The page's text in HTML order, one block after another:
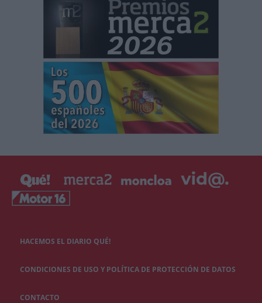
HACEMOS EL DIARIO QUÉ!
CONDICIONES DE USO Y POLÍTICA DE PROTECCIÓN DE DATOS
CONTACTO